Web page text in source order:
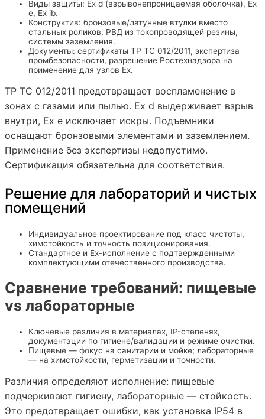
Виды защиты: Ex d (взрывонепроницаемая оболочка), Ex
e, Ex ib.
Конструктив: бронзовые/латунные втулки вместо
стальных роликов, РВД из токопроводящей резины,
системы заземления.
Документы: сертификаты ТР ТС 012/2011, экспертиза
промбезопасности, разрешение Ростехнадзора на
применение для узлов Ex.
ТР ТС 012/2011 предотвращает воспламенение в
зонах с газами или пылью. Ex d выдерживает взрыв
внутри, Ex e исключает искры. Подъемники
оснащают бронзовыми элементами и заземлением.
Применение без экспертизы недопустимо.
Сертификация обязательна для соответствия.
Решение для лабораторий и чистых
помещений
Индивидуальное проектирование под класс чистоты,
химстойкость и точность позиционирования.
Стандартное и Ex-исполнение с подтвержденными
комплектующими отечественного производства.
Сравнение требований: пищевые
vs лабораторные
Ключевые различия в материалах, IP-степенях,
документации по гигиене/валидации и режиме очистки.
Пищевые — фокус на санитарии и мойке; лабораторные
— на химстойкости, герметизации и точности.
Различия определяют исполнение: пищевые
подчеркивают гигиену, лабораторные — стойкость.
Это предотвращает ошибки, как установка IP54 в